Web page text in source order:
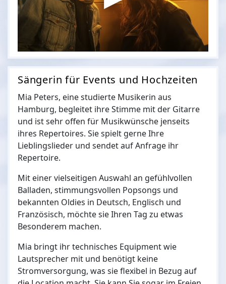
Sängerin für Events und Hochzeiten
Mia Peters, eine studierte Musikerin aus
Hamburg, begleitet ihre Stimme mit der Gitarre
und ist sehr offen für Musikwünsche jenseits
ihres Repertoires. Sie spielt gerne Ihre
Lieblingslieder und sendet auf Anfrage ihr
Repertoire.
Mit einer vielseitigen Auswahl an gefühlvollen
Balladen, stimmungsvollen Popsongs und
bekannten Oldies in Deutsch, Englisch und
Französisch, möchte sie Ihren Tag zu etwas
Besonderem machen.
Mia bringt ihr technisches Equipment wie
Lautsprecher mit und benötigt keine
Stromversorgung, was sie flexibel in Bezug auf